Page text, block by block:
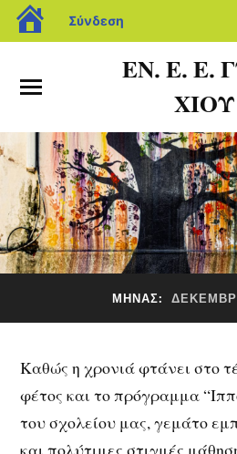
Σύνδεση
ΕΝ. Ε. Ε.
ΧΙΟΥ
ΜΉΝΑΣ:
Καθώς η χρονιά φτάνει στο
φέτος και το πρόγραμμα
του σχολείου μας, γεμάτο
και πολύτιμες στιγμές